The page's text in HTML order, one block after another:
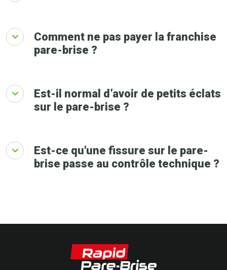
Comment ne pas payer la franchise
pare-brise ?
Est-il normal d’avoir de petits éclats
sur le pare-brise ?
Est-ce qu'une fissure sur le pare-
brise passe au contrôle technique ?